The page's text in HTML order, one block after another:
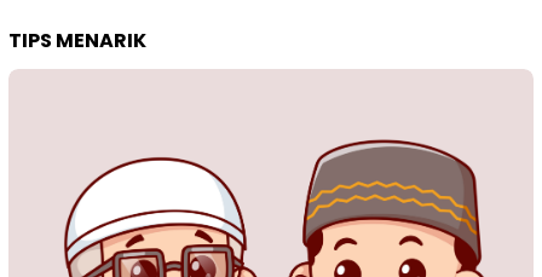
TIPS MENARIK